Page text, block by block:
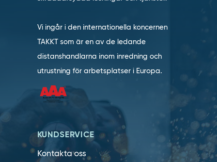
Vi ingår i den internationella koncernen
TAKKT som är en av de ledande
distanshandlarna inom inredning och
utrustning för arbetsplatser i Europa.
KUNDSERVICE
Kontakta oss